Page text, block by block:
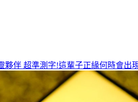
夥伴 超準測字!這輩子正緣何時會出